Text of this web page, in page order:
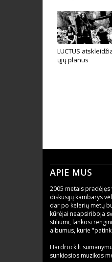
LUCTUS
ųjų planus
APIE MUS
2005 metais
diskusijų kambarys
dar po kelerių metų
kūrėjai neapsiriboja
stiliumi, lankosi
albumus, kurie
Hardrock.lt
sunkiosios muzikos